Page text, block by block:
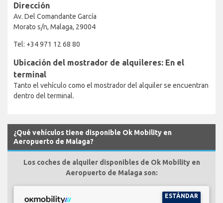
Dirección
Av. Del Comandante García
Morato s/n, Malaga, 29004
Tel: +34 971 12 68 80
Ubicación del mostrador de alquileres: En el
terminal
Tanto el vehículo como el mostrador del alquiler se encuentran
dentro del terminal.
¿Qué vehículos tiene disponible Ok Mobility en
Aeropuerto de Malaga?
Los coches de alquiler disponibles de Ok Mobility en
Aeropuerto de Malaga son:
ESTÁNDAR